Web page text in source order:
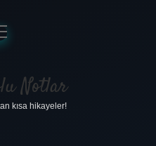
Notlar
kısa hikayeler!